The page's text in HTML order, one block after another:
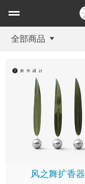
全部商品
风之舞扩香器